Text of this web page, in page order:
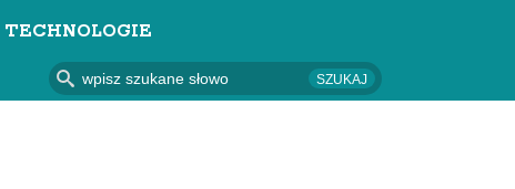
TECHNOLOGIE